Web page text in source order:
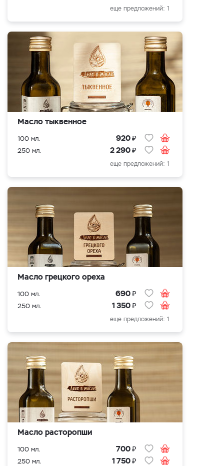
еще предложений: 1
Масло тыквенное
100 мл. 920₽
250 мл. 2 290₽
еще предложений: 1
Масло грецкого ореха
100 мл. 690₽
250 мл. 1 350₽
еще предложений: 1
Масло расторопши
100 мл. 700₽
250 мл. 1 750₽